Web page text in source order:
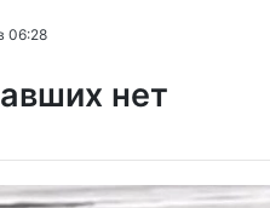
06:28
нет